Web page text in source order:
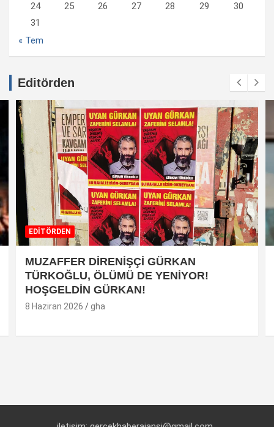
24
25 26 27 28 29
30
31
« Tem
Editörden
EDİTÖRDEN
MUZAFFER DİRENİŞÇİ GÜRKAN
TÜRKOĞLU, ÖLÜMÜ DE YENİYOR!
HOŞGELDİN GÜRKAN!
8 Haziran 2026 gha